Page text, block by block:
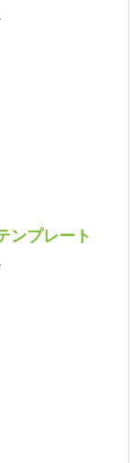
ンプレート